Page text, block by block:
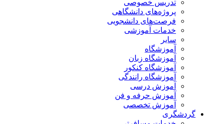
تدریس خصوصی
پروژه‌های دانشگاهی
فرصت‌های دانشجویی
خدمات آموزشی
سایر
آموزشگاه
آموزشگاه زبان
آموزشگاه کنکور
آموزشگاه رانندگی
آموزش درسی
آموزش حرفه و فن
آموزش تخصصی
گردشگری